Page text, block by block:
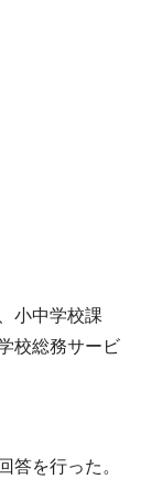
小中学校課
校総務サービ
答を行った。